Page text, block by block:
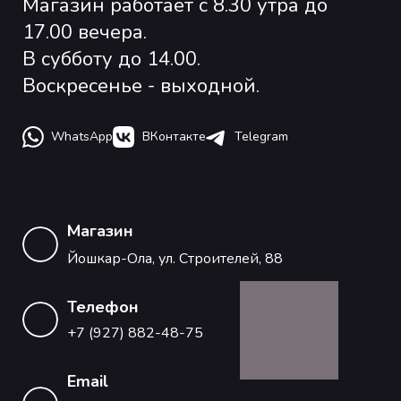
17.00 вечера.
В субботу до 14.00.
Воскресенье - выходной.
WhatsApp ВКонтакте Telegram
Магазин
Йошкар-Ола, ул. Строителей, 88
Телефон
+7 (927) 882-48-75
Email